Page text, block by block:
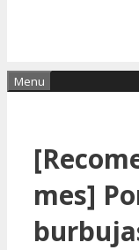
Menu
mes]